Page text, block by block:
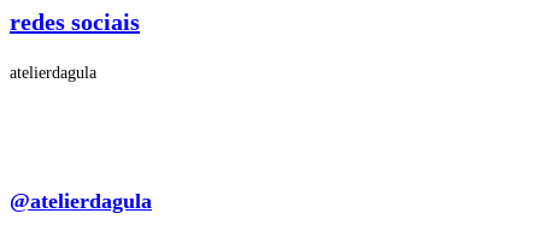
redes sociais
atelierdagula
@atelierdagula